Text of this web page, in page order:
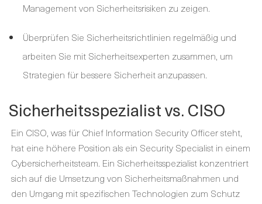
Management von Sicherheitsrisiken zu zeigen.
Überprüfen Sie Sicherheitsrichtlinien regelmäßig und
arbeiten Sie mit Sicherheitsexperten zusammen, um
Strategien für bessere Sicherheit anzupassen.
Sicherheitsspezialist vs. CISO
Ein CISO, was für Chief Information Security Officer steht,
hat eine höhere Position als ein Security Specialist in einem
Cybersicherheitsteam. Ein Sicherheitsspezialist konzentriert
sich auf die Umsetzung von Sicherheitsmaßnahmen und
den Umgang mit spezifischen Technologien zum Schutz